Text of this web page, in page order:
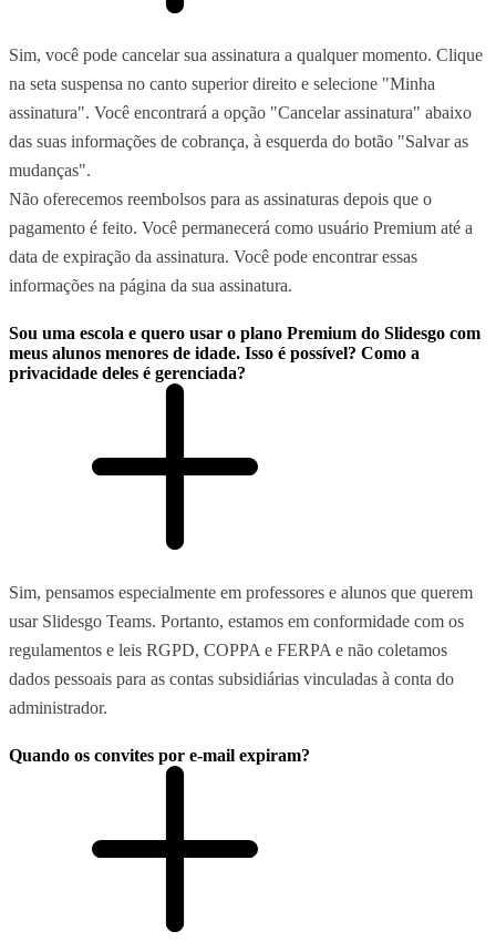
Sim, você pode cancelar sua assinatura a qualquer momento. Clique
na seta suspensa no canto superior direito e selecione "Minha
assinatura". Você encontrará a opção "Cancelar assinatura" abaixo
das suas informações de cobrança, à esquerda do botão "Salvar as
mudanças".
Não oferecemos reembolsos para as assinaturas depois que o
pagamento é feito. Você permanecerá como usuário Premium até a
data de expiração da assinatura. Você pode encontrar essas
informações na página da sua assinatura.
Sou uma escola e quero usar o plano Premium do Slidesgo com
meus alunos menores de idade. Isso é possível? Como a
privacidade deles é gerenciada?
Sim, pensamos especialmente em professores e alunos que querem
usar Slidesgo Teams. Portanto, estamos em conformidade com os
regulamentos e leis RGPD, COPPA e FERPA e não coletamos
dados pessoais para as contas subsidiárias vinculadas à conta do
administrador.
Quando os convites por e-mail expiram?